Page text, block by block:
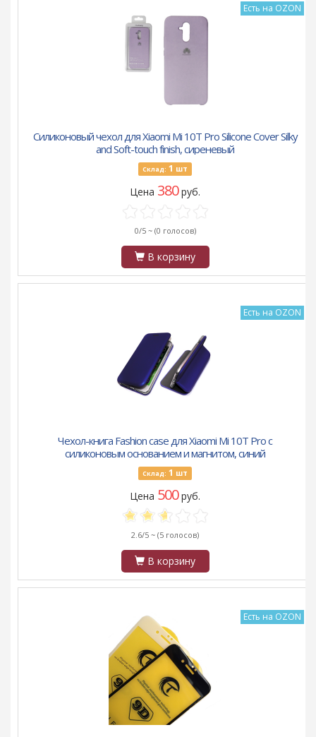
Есть на OZON
Силиконовый чехол для Xiaomi Mi 10T Pro Silicone Cover Silky
and Soft-touch finish, сиреневый
Склад: 1 шт
Цена 380руб.
0/5 ~ (0 голосов)
В корзину
Есть на OZON
Чехол-книга Fashion case для Xiaomi Mi 10T Pro с
силиконовым основанием и магнитом, синий
Склад: 1 шт
Цена 500руб.
2.6/5 ~ (5 голосов)
В корзину
Есть на OZON